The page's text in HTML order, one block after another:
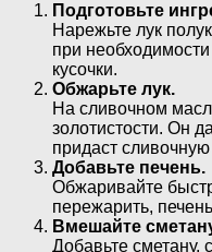
Подготовьте
Нарежьте лук
при
кусочки.
Обжарьте лук.
На сливочном
золотистости. Он
придаст сливочную
Добавьте печень.
Обжаривайте
пережарить,
Вмешайте
Добавьте сметану,